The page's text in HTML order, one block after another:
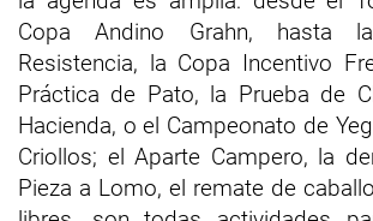
Copa Andino Grahn, hasta
Resistencia, la Copa Incentivo
Práctica de Pato, la Prueba de
Hacienda, o el Campeonato de
Criollos; el Aparte Campero, la
Pieza a Lomo, el remate de